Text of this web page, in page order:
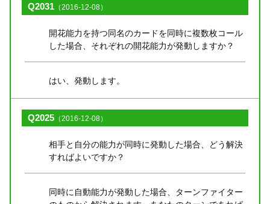
Q2031 （2016-12-08）
開花能力を持つ同名のカードを同時に複数枚コール
した場合、それぞれの開花能力が発動しますか？
はい、発動します。
Q2025 （2016-12-08）
相手と自分の能力が同時に発動した場合、どう解決
すればよいですか？
同時に自動能力が発動した場合、ターンファイター